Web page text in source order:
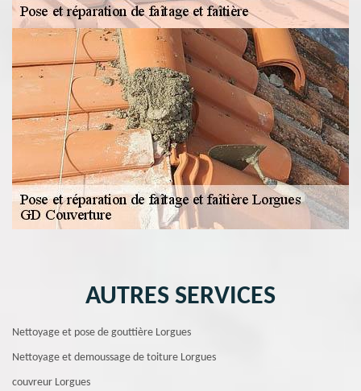
AUTRES SERVICES
Nettoyage et pose de gouttière Lorgues
Nettoyage et demoussage de toiture Lorgues
couvreur Lorgues